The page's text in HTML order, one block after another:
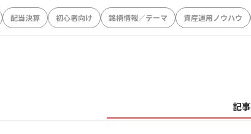
配当決算 初心者向け 銘柄情報／テーマ 資産運用ノウハウ
記事